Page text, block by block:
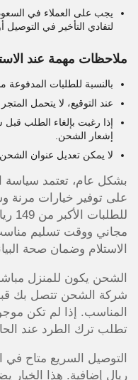
يجب على العملاء في
لتفادي التأخير في التوصيل
ملاحظات مهمة عند
بالنسبة للطلبات المدفوعة
عند التوقيع، لا يتحمل
إذا رغبت بإلغاء الطلب
إشعار الشحن.
لا يمكن تعديل عنوان
بشكل عام، تعتمد
على توفير خيارات مرنة
مجاني ووقت تسليم
الاستلام وضمان صحة
الشحن يكون للمنزل
شركة الشحن تتصل بك قبل
المناسب. إذا لم تكن
تطلب ترك الطرد عند
ريال إضافية. هذا